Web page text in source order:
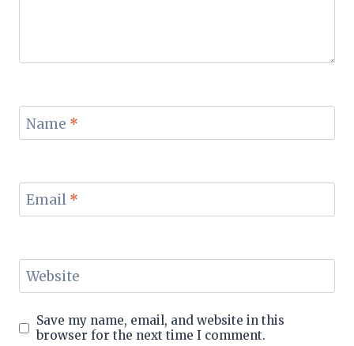
Name *
Email *
Website
Save my name, email, and website in this
browser for the next time I comment.